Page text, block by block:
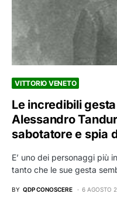
VITTORIO VENETO
Le incredibili
Alessandro
sabotatore e spia
E’ uno dei personaggi più
tanto che le sue gesta
BY QDP CONOSCERE 6 AGOSTO